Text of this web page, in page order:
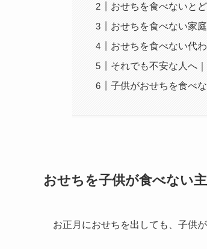
おせちを食べないと
おせちを食べない家
おせちを食べない代
それでも不安な人へ
子供がおせちを食べ
おせちを子供が食べない
お正月におせちを出しても、子供